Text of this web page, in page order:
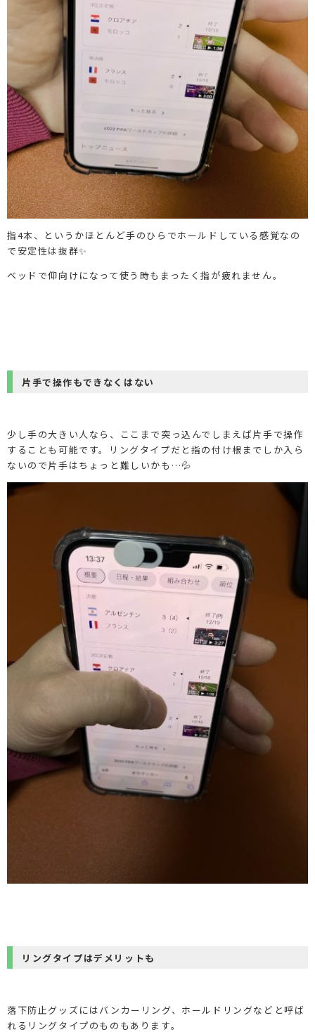
指4本、というかほとんど手のひらでホールドしている感覚なの
で安定性は抜群✨
ベッドで仰向けになって使う時もまったく指が疲れません。
片手で操作もできなくはない
少し手の大きい人なら、ここまで突っ込んでしまえば片手で操作
することも可能です。リングタイプだと指の付け根までしか入ら
ないので片手はちょっと難しいかも…💦
リングタイプはデメリットも
落下防止グッズにはバンカーリング、ホールドリングなどと呼ば
れるリングタイプのものもあります。